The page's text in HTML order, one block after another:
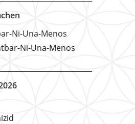
Ni-Una-Menos